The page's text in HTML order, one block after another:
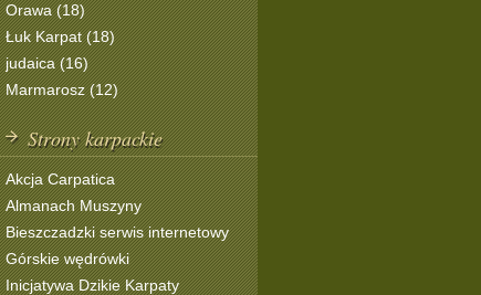
Orawa (18)
Łuk Karpat (18)
judaica (16)
Marmarosz (12)
Strony karpackie
Akcja Carpatica
Almanach Muszyny
Bieszczadzki serwis internetowy
Górskie wędrówki
Inicjatywa Dzikie Karpaty